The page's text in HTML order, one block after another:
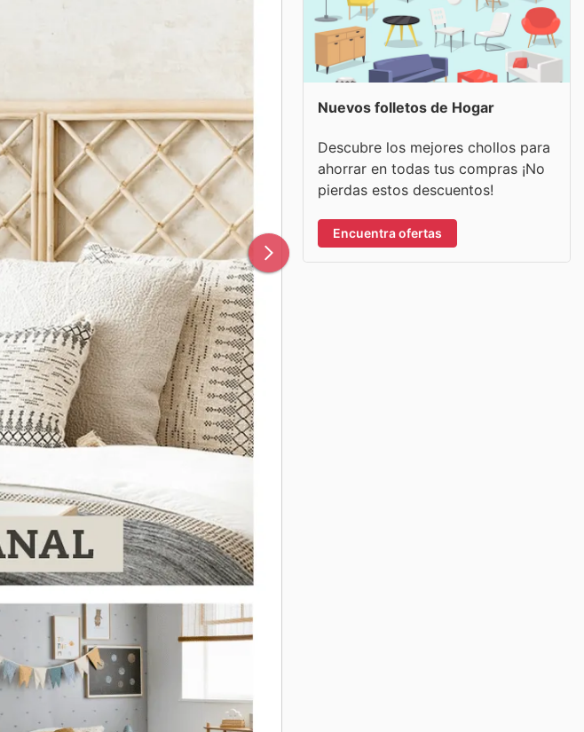
Nuevos folletos de Hogar
Descubre los mejores chollos para
ahorrar en todas tus compras ¡No
pierdas estos descuentos!
Encuentra ofertas